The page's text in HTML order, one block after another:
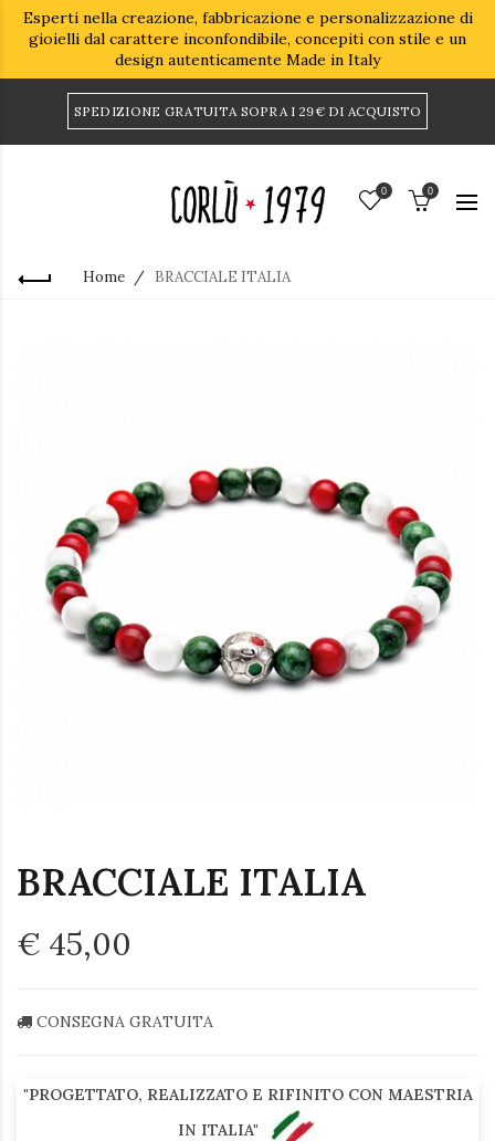
Esperti nella creazione, fabbricazione e personalizzazione di
gioielli dal carattere inconfondibile, concepiti con stile e un
design autenticamente Made in Italy
SPEDIZIONE GRATUITA SOPRA I 29€ DI ACQUISTO
0 0
Home BRACCIALE ITALIA
BRACCIALE ITALIA
€ 45,00
CONSEGNA GRATUITA
"PROGETTATO, REALIZZATO E RIFINITO CON MAESTRIA
IN ITALIA"